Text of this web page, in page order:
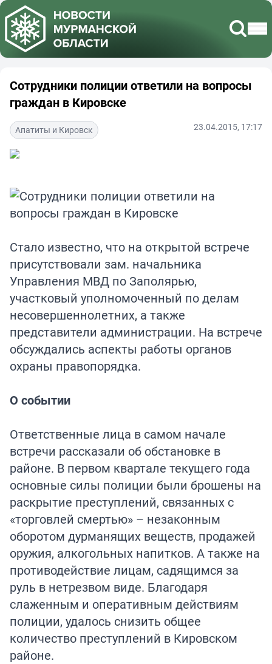
Сотрудники полиции ответили на вопросы
граждан в Кировске
Апатиты и Кировск 23.04.2015, 17:17
Стало известно, что на открытой встрече
присутствовали зам. начальника
Управления МВД по Заполярью,
участковый уполномоченный по делам
несовершеннолетних, а также
представители администрации. На встрече
обсуждались аспекты работы органов
охраны правопорядка.
О событии
Ответственные лица в самом начале
встречи рассказали об обстановке в
районе. В первом квартале текущего года
основные силы полиции были брошены на
раскрытие преступлений, связанных с
«торговлей смертью» – незаконным
оборотом дурманящих веществ, продажей
оружия, алкогольных напитков. А также на
противодействие лицам, садящимся за
руль в нетрезвом виде. Благодаря
слаженным и оперативным действиям
полиции, удалось снизить общее
количество преступлений в Кировском
районе.